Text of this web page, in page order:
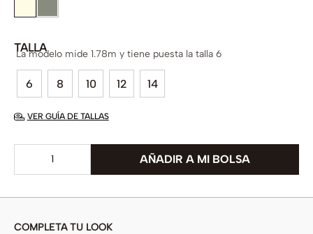
TALLA
6 8 10 12 14
La modelo mide 1.78m y tiene puesta la talla 6
VER GUÍA DE TALLAS
COMPLETA TU LOOK